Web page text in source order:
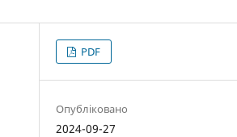
PDF
Опубліковано
2024-09-27